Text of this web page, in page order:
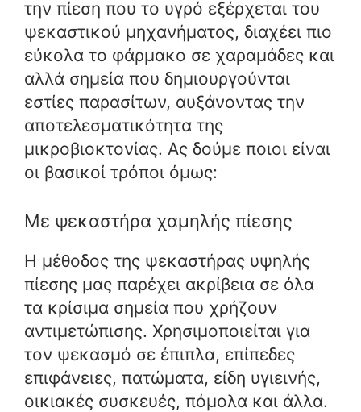
την πίεση που το υγρό εξέρχεται του
ψεκαστικού μηχανήματος, διαχέει πιο
εύκολα το φάρμακο σε χαραμάδες και
αλλά σημεία που δημιουργούνται
εστίες παρασίτων, αυξάνοντας την
αποτελεσματικότητα της
μικροβιοκτονίας. Ας δούμε ποιοι είναι
οι βασικοί τρόποι όμως:
Με ψεκαστήρα χαμηλής πίεσης
Η μέθοδος της ψεκαστήρας υψηλής
πίεσης μας παρέχει ακρίβεια σε όλα
τα κρίσιμα σημεία που χρήζουν
αντιμετώπισης. Χρησιμοποιείται για
τον ψεκασμό σε έπιπλα, επίπεδες
επιφάνειες, πατώματα, είδη υγιεινής,
οικιακές συσκευές, πόμολα και άλλα.